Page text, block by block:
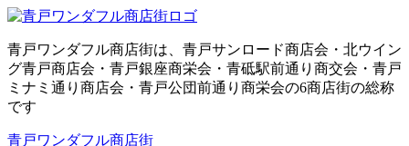
青戸ワンダフル商店街は、青戸サンロード商店会・北ウイン
グ青戸商店会・青戸銀座商栄会・青砥駅前通り商交会・青戸
ミナミ通り商店会・青戸公団前通り商栄会の6商店街の総称
です
青戸ワンダフル商店街